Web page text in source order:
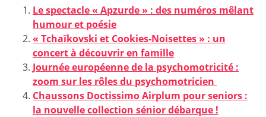
Le spectacle « Apzurde » : des numéros mêlant
humour et poésie
« Tchaïkovski et Cookies-Noisettes » : un
concert à découvrir en famille
Journée européenne de la psychomotricité :
zoom sur les rôles du psychomotricien
Chaussons Doctissimo Airplum pour seniors :
la nouvelle collection sénior débarque !